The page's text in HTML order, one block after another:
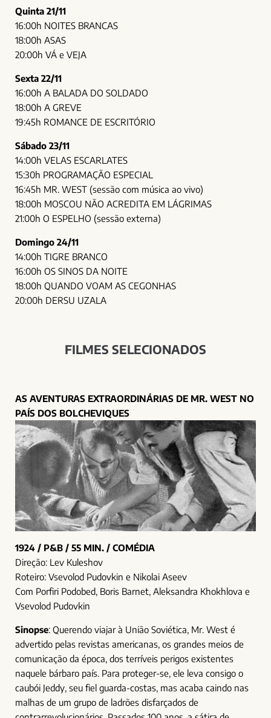
Quinta 21/11
16:00h NOITES BRANCAS
18:00h ASAS
20:00h VÁ e VEJA
Sexta 22/11
16:00h A BALADA DO SOLDADO
18:00h A GREVE
19:45h ROMANCE DE ESCRITÓRIO
Sábado 23/11
14:00h VELAS ESCARLATES
15:30h PROGRAMAÇÃO ESPECIAL
16:45h MR. WEST (sessão com música ao vivo)
18:00h MOSCOU NÃO ACREDITA EM LÁGRIMAS
21:00h O ESPELHO (sessão externa)
Domingo 24/11
14:00h TIGRE BRANCO
16:00h OS SINOS DA NOITE
18:00h QUANDO VOAM AS CEGONHAS
20:00h DERSU UZALA
FILMES SELECIONADOS
AS AVENTURAS EXTRAORDINÁRIAS DE MR. WEST NO
PAÍS DOS BOLCHEVIQUES
1924 / P&B / 55 MIN. / COMÉDIA
Direção: Lev Kuleshov
Roteiro: Vsevolod Pudovkin e Nikolai Aseev
Com Porfiri Podobed, Boris Barnet, Aleksandra Khokhlova e
Vsevolod Pudovkin
Sinopse: Querendo viajar à União Soviética, Mr. West é
advertido pelas revistas americanas, os grandes meios de
comunicação da época, dos terríveis perigos existentes
naquele bárbaro país. Para proteger-se, ele leva consigo o
caubói Jeddy, seu fiel guarda-costas, mas acaba caindo nas
malhas de um grupo de ladrões disfarçados de